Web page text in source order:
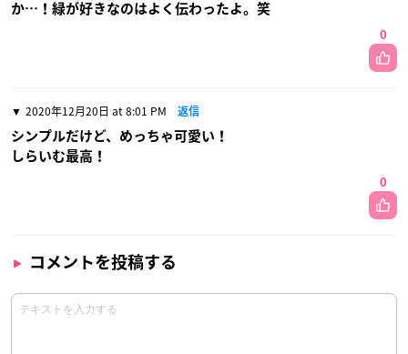
か…！緑が好きなのはよく伝わったよ。笑
0
2020年12月20日 at 8:01 PM 返信
シンプルだけど、めっちゃ可愛い！
しらいむ最高！
0
コメントを投稿する